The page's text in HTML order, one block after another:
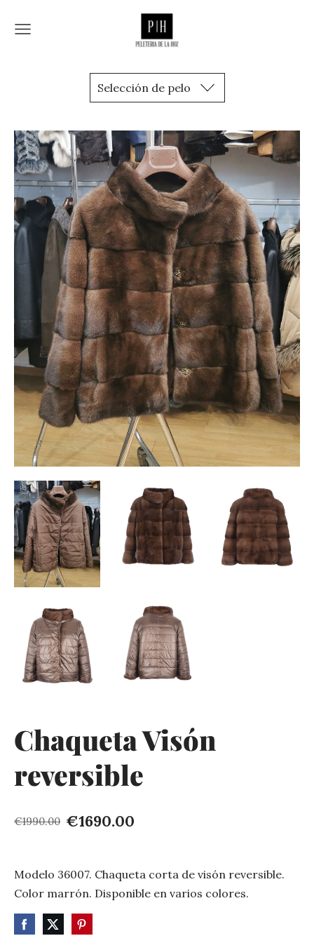
Selección de pelo
Chaqueta Visón
reversible
€1990.00 €1690.00
Modelo 36007. Chaqueta corta de visón reversible.
Color marrón. Disponible en varios colores.